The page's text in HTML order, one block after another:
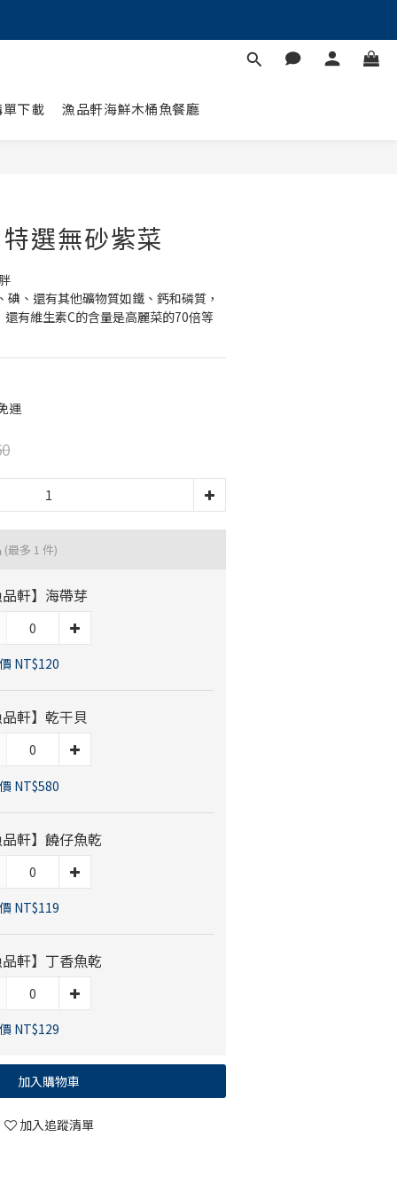
下載 漁品軒海鮮木桶魚餐廳
選無砂紫菜
、還有其他礦物質如鐵、鈣和磷質，
有維生素C的含量是高麗菜的70倍等
運
(最多 1 件)
軒】海帶芽
NT$120
軒】乾干貝
NT$580
軒】饒仔魚乾
NT$119
軒】丁香魚乾
NT$129
加入購物車
加入追蹤清單